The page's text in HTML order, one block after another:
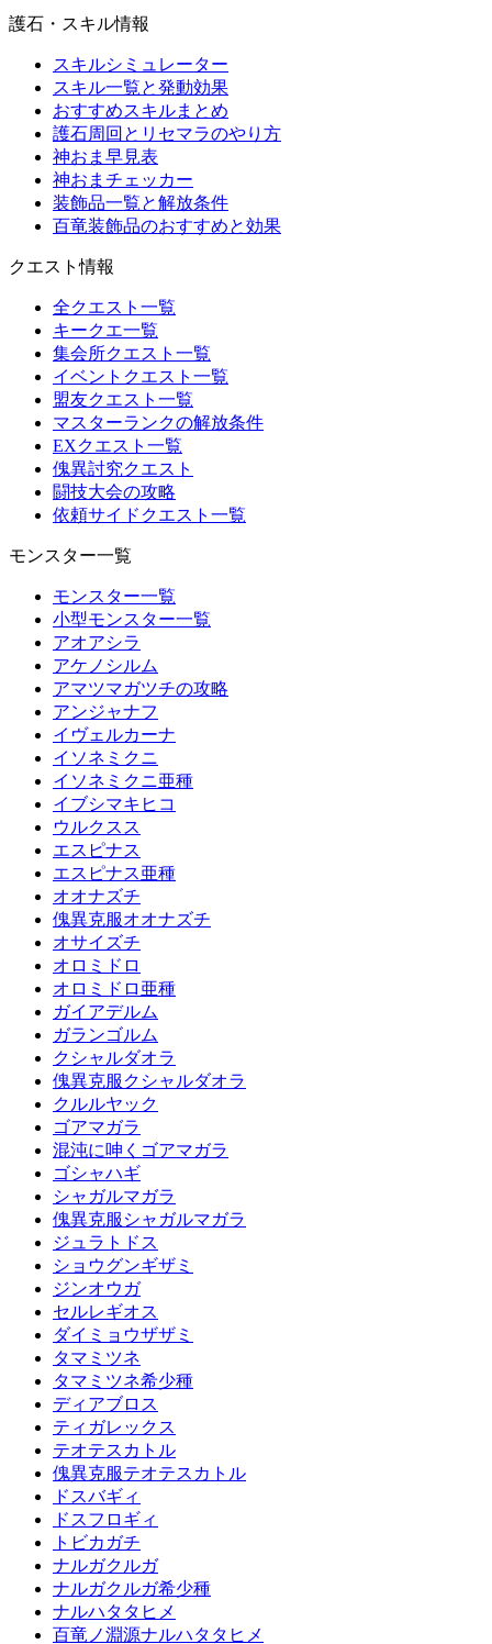
護石・スキル情報
スキルシミュレーター
スキル一覧と発動効果
おすすめスキルまとめ
護石周回とリセマラのやり方
神おま早見表
神おまチェッカー
装飾品一覧と解放条件
百竜装飾品のおすすめと効果
クエスト情報
全クエスト一覧
キークエ一覧
集会所クエスト一覧
イベントクエスト一覧
盟友クエスト一覧
マスターランクの解放条件
EXクエスト一覧
傀異討究クエスト
闘技大会の攻略
依頼サイドクエスト一覧
モンスター一覧
モンスター一覧
小型モンスター一覧
アオアシラ
アケノシルム
アマツマガツチの攻略
アンジャナフ
イヴェルカーナ
イソネミクニ
イソネミクニ亜種
イブシマキヒコ
ウルクスス
エスピナス
エスピナス亜種
オオナズチ
傀異克服オオナズチ
オサイズチ
オロミドロ
オロミドロ亜種
ガイアデルム
ガランゴルム
クシャルダオラ
傀異克服クシャルダオラ
クルルヤック
ゴアマガラ
混沌に呻くゴアマガラ
ゴシャハギ
シャガルマガラ
傀異克服シャガルマガラ
ジュラトドス
ショウグンギザミ
ジンオウガ
セルレギオス
ダイミョウザザミ
タマミツネ
タマミツネ希少種
ディアブロス
ティガレックス
テオテスカトル
傀異克服テオテスカトル
ドスバギィ
ドスフロギィ
トビカガチ
ナルガクルガ
ナルガクルガ希少種
ナルハタタヒメ
百竜ノ淵源ナルハタタヒメ